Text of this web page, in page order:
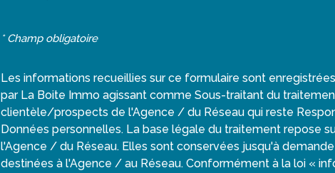
* Champ obligatoire
Les informations recueillies sur ce formulaire sont
par La Boite Immo agissant comme Sous-traitant du
clientèle/prospects de l'Agence / du Réseau qui reste
Données personnelles. La base légale du traitement repose
l'Agence / du Réseau. Elles sont conservées jusqu'à
destinées à l'Agence / au Réseau. Conformément à la loi «